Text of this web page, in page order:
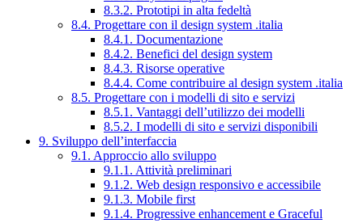
8.3.2. Prototipi in alta fedeltà
8.4. Progettare con il design system .italia
8.4.1. Documentazione
8.4.2. Benefici del design system
8.4.3. Risorse operative
8.4.4. Come contribuire al design system .italia
8.5. Progettare con i modelli di sito e servizi
8.5.1. Vantaggi dell’utilizzo dei modelli
8.5.2. I modelli di sito e servizi disponibili
9. Sviluppo dell’interfaccia
9.1. Approccio allo sviluppo
9.1.1. Attività preliminari
9.1.2. Web design responsivo e accessibile
9.1.3. Mobile first
9.1.4. Progressive enhancement e Graceful